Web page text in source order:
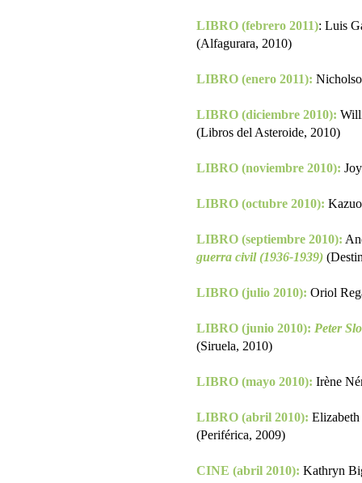
LIBRO (febrero 2011): Luis
(Alfagurara, 2010)
LIBRO (enero 2011):
LIBRO (diciembre 2010):
(Libros del Asteroide, 2010)
LIBRO (noviembre 2010):
LIBRO (octubre 2010):
LIBRO (septiembre 2010):
guerra civil (1936-1939)
LIBRO (julio 2010): Oriol
LIBRO (junio 2010): Peter
(Siruela, 2010)
LIBRO (mayo 2010): Irène
LIBRO (abril 2010):
(Periférica, 2009)
CINE (abril 2010): Kathryn